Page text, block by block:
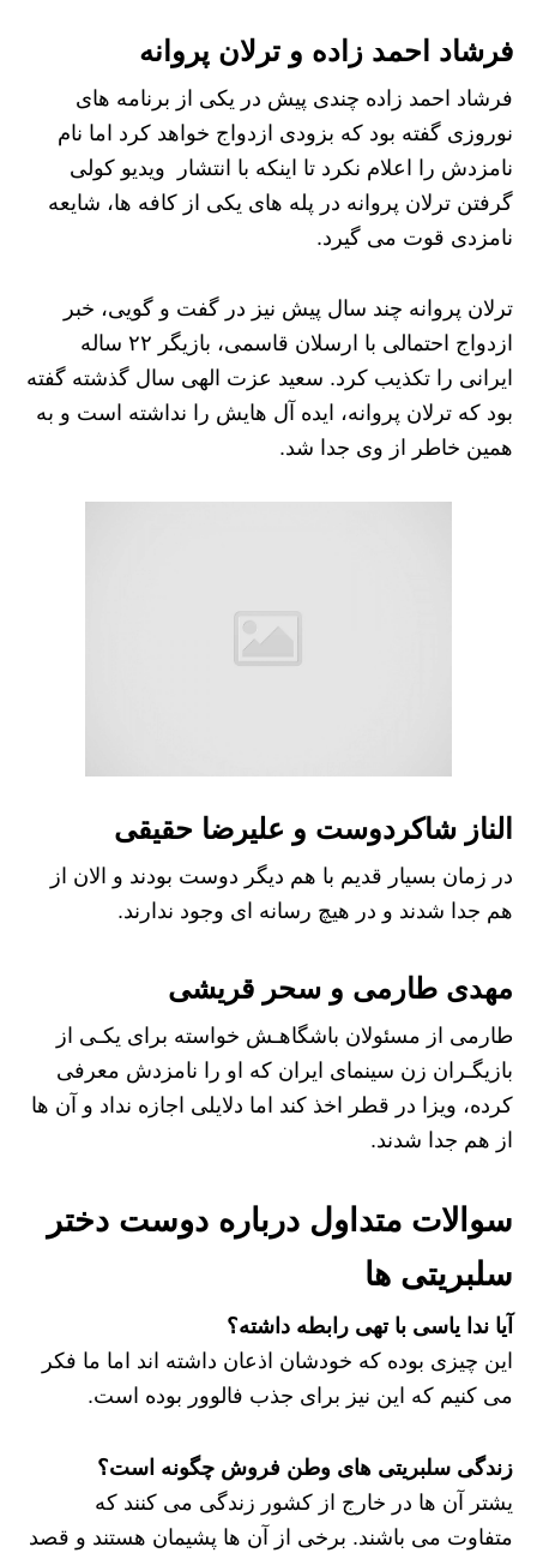
فرشاد احمد زاده و ترلان پروانه
فرشاد احمد زاده چندی پیش در یکی از برنامه های
نوروزی گفته بود که بزودی ازدواج خواهد کرد اما نام
نامزدش را اعلام نکرد تا اینکه با انتشار ویدیو کولی
گرفتن ترلان پروانه در پله های یکی از کافه ها، شایعه
نامزدی قوت می گیرد.
ترلان پروانه چند سال پیش نیز در گفت و گویی، خبر
ازدواج احتمالی با ارسلان قاسمی، بازیگر ۲۲ ساله
ایرانی را تکذیب کرد. سعید عزت الهی سال گذشته گفته
بود که ترلان پروانه، ایده آل هایش را نداشته است و به
همین خاطر از وی جدا شد.
الناز شاکردوست و علیرضا حقیقی
در زمان بسیار قدیم با هم دیگر دوست بودند و الان از
هم جدا شدند و در هیچ رسانه ای وجود ندارند.
مهدی طارمی و سحر قریشی
طارمی از مسئولان باشگاهـش خواسته برای یکـی از
بازیگـران زن سینمای ایران که او را نامزدش معرفی
کرده، ویزا در قطر اخذ کند اما دلایلی اجازه نداد و آن ها
از هم جدا شدند.
سوالات متداول درباره دوست دختر
سلبریتی ها
آیا ندا یاسی با تهی رابطه داشته؟
این چیزی بوده که خودشان اذعان داشته اند اما ما فکر
می کنیم که این نیز برای جذب فالوور بوده است.
زندگی سلبریتی های وطن فروش چگونه است؟
یشتر آن ها در خارج از کشور زندگی می کنند که
متفاوت می باشند. برخی از آن ها پشیمان هستند و قصد